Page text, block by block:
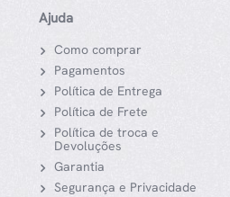
Ajuda
Como comprar
Pagamentos
Política de Entrega
Política de Frete
Política de troca e
Devoluções
Garantia
Segurança e Privacidade